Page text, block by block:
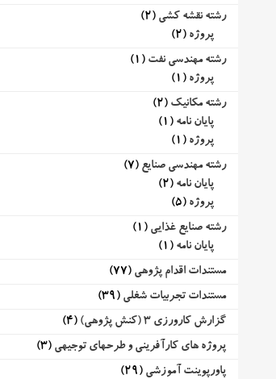
رشته نقشه کشی (2)
پروژه (2)
رشته مهندسی نفت (1)
پروژه (1)
رشته مکانیک (2)
پایان نامه (1)
پروژه (1)
رشته مهندسی صنایع (7)
پایان نامه (2)
پروژه (5)
رشته صنایع غذایی (1)
پایان نامه (1)
مستندات اقدام پژوهی (77)
مستندات تجربیات شغلی (39)
گزارش کارورزی 3 (کنش پژوهی)
(4)
پروژه های کارآفرینی و طرحهای توجیهی (3)
پاورپوینت آموزشی (29)